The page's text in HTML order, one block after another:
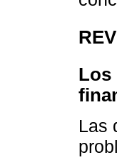
Los
Las